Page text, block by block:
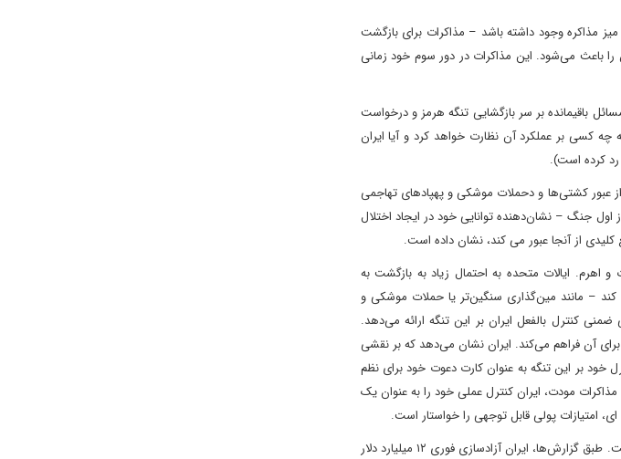
مذاکره وجود داشته باشد – مذاکرات برای بازگشت
را باعث می‌شود. این مذاکرات در دور سوم خود زمانی
باقیمانده بر سر بازگشایی تنگه هرمز و درخواست
چه کسی بر عملکرد آن نظارت خواهد کرد و آیا ایران
رد کرده است).
عبور کشتی‌ها و دحملات موشکی و پهپادهای تهاجمی
اول جنگ – نشان‌دهنده توانایی خود در ایجاد اختلال
و اهرم. ایالات متحده به احتمال زیاد به بازگشت به
کند – مانند مین‌گذاری سنگین‌تر یا حملات موشکی و
کنترل بالفعل ایران بر این تنگه ارائه می‌دهد.
برای آن فراهم می‌کند. ایران نشان می‌دهد که بر نقشی
خود بر این تنگه به عنوان کارت دعوت خود برای نظم
مودت، ایران کنترل عملی خود را به عنوان یک
امتیازات پولی قابل توجهی را خواستار است.
چالش پیش روی ایالات متحده و مانع کلیدی که تا به امروز از امضای تفاهم‌نامه مانع شده، در اینجا نهفته است. طبق گزارش‌ها، ایران آزادسازی فوری ۱۲ میلیارد دلار